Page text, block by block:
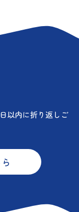
以内に折り返しご